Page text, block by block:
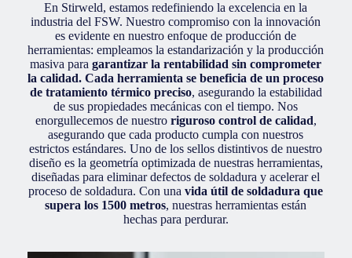
En Stirweld, estamos redefiniendo la excelencia en la
industria del FSW. Nuestro compromiso con la innovación
es evidente en nuestro enfoque de producción de
herramientas: empleamos la estandarización y la producción
masiva paragarantizar la rentabilidad sin comprometer
la calidad. Cada herramienta se beneficia de un proceso
de tratamiento térmico preciso, asegurando la estabilidad
de sus propiedades mecánicas con el tiempo. Nos
enorgullecemos de nuestro riguroso control de calidad,
asegurando que cada producto cumpla con nuestros
estrictos estándares. Uno de los sellos distintivos de nuestro
diseño es la geometría optimizada de nuestras herramientas,
diseñadas para eliminar defectos de soldadura y acelerar el
proceso de soldadura. Con unavida útil de soldadura que
supera los 1500 metros, nuestras herramientas están
hechas para perdurar.